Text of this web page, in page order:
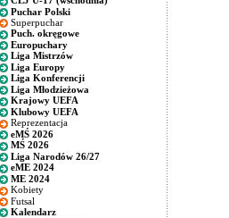
Puchar Polski
Superpuchar
Puch. okręgowe
Europuchary
Liga Mistrzów
Liga Europy
Liga Konferencji
Liga Młodzieżowa
Krajowy UEFA
Klubowy UEFA
Reprezentacja
eMŚ 2026
MŚ 2026
Liga Narodów 26/27
eME 2024
ME 2024
Kobiety
Futsal
Kalendarz